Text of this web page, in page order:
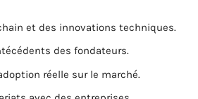
et des innovations techniques.
des fondateurs.
réelle sur le marché.